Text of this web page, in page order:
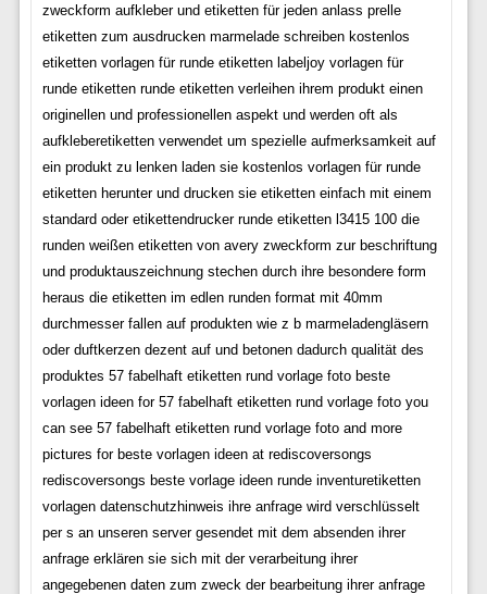
zweckform aufkleber und etiketten für jeden anlass prelle
etiketten zum ausdrucken marmelade schreiben kostenlos
etiketten vorlagen für runde etiketten labeljoy vorlagen für
runde etiketten runde etiketten verleihen ihrem produkt einen
originellen und professionellen aspekt und werden oft als
aufkleberetiketten verwendet um spezielle aufmerksamkeit auf
ein produkt zu lenken laden sie kostenlos vorlagen für runde
etiketten herunter und drucken sie etiketten einfach mit einem
standard oder etikettendrucker runde etiketten l3415 100 die
runden weißen etiketten von avery zweckform zur beschriftung
und produktauszeichnung stechen durch ihre besondere form
heraus die etiketten im edlen runden format mit 40mm
durchmesser fallen auf produkten wie z b marmeladengläsern
oder duftkerzen dezent auf und betonen dadurch qualität des
produktes 57 fabelhaft etiketten rund vorlage foto beste
vorlagen ideen for 57 fabelhaft etiketten rund vorlage foto you
can see 57 fabelhaft etiketten rund vorlage foto and more
pictures for beste vorlagen ideen at rediscoversongs
rediscoversongs beste vorlage ideen runde inventuretiketten
vorlagen datenschutzhinweis ihre anfrage wird verschlüsselt
per s an unseren server gesendet mit dem absenden ihrer
anfrage erklären sie sich mit der verarbeitung ihrer
angegebenen daten zum zweck der bearbeitung ihrer anfrage